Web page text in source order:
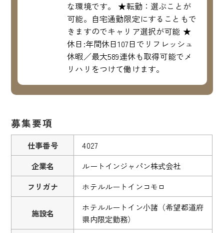
な環境です。 ★転勤：選ぶことが
可能。自宅通勤限定にすることもで
きますのでキャリア選択が可能 ★
休日:年間休日107日でリフレッシュ
休暇／最大589連休も取得可能でメ
リハリをつけて働けます。
募集要項
仕事番号
4027
企業名
ルートインジャパン株式会社
フリガナ
ホテルルートインコモロ
施設名
ホテルルートイン小諸（希望都道府
県内限定勤務）